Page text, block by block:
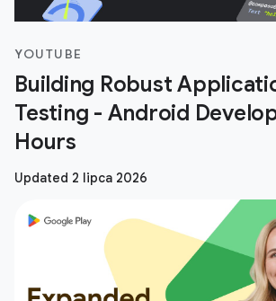
YOUTUBE
Building Robust
Testing - Android
Hours
Updated 2 lipca 2026